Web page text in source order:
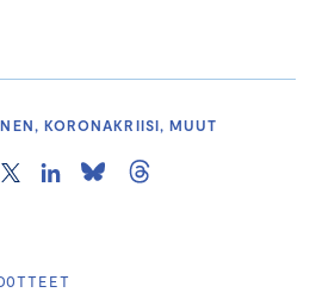
KORONAKRIISI, MUUT